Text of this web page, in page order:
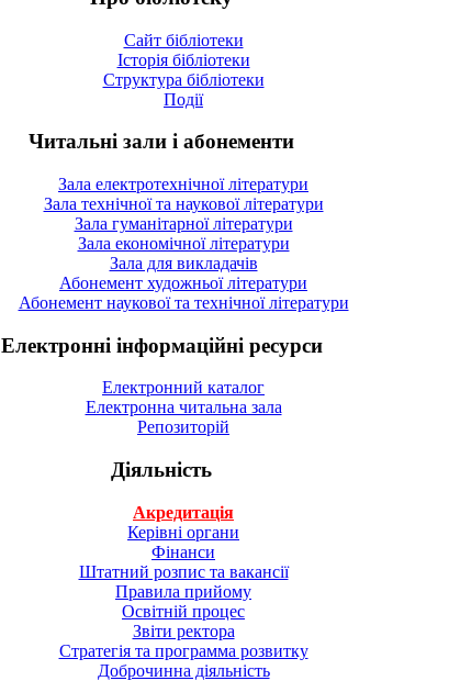
Сайт бібліотеки
Історія бібліотеки
Структура бібліотеки
Події
Читальні зали і абонементи
Зала електротехнічної літератури
Зала технічної та наукової літератури
Зала гуманітарної літератури
Зала економічної літератури
Зала для викладачів
Абонемент художньої літератури
Абонемент наукової та технічної літератури
Електронні інформаційні ресурси
Електронний каталог
Електронна читальна зала
Репозиторій
Діяльність
Акредитація
Керівні органи
Фінанси
Штатний розпис та вакансії
Правила прийому
Освітній процес
Звіти ректора
Стратегія та программа розвитку
Доброчинна діяльність